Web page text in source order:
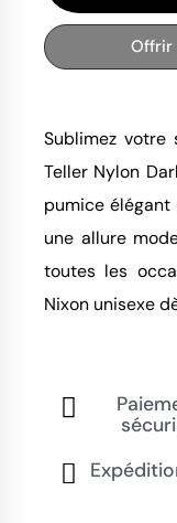
Offrir
Sublimez
Teller Nylon
pumice
une allure
toutes les
Nixon unisexe